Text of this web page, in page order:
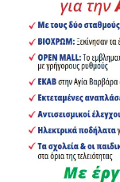
Αδέσποτες
σωθούν από τις